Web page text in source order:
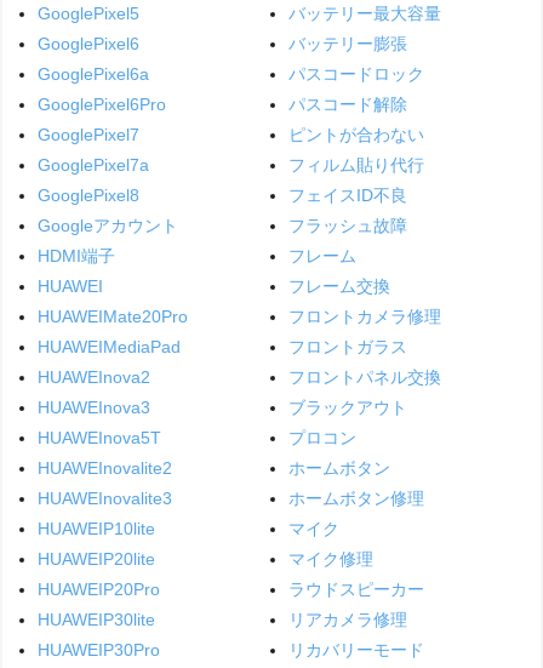
GooglePixel5
GooglePixel6
GooglePixel6a
GooglePixel6Pro
GooglePixel7
GooglePixel7a
GooglePixel8
Googleアカウント
HDMI端子
HUAWEI
HUAWEIMate20Pro
HUAWEIMediaPad
HUAWEInova2
HUAWEInova3
HUAWEInova5T
HUAWEInovalite2
HUAWEInovalite3
HUAWEIP10lite
HUAWEIP20lite
HUAWEIP20Pro
HUAWEIP30lite
HUAWEIP30Pro
バッテリー最大容量
バッテリー膨張
パスコードロック
パスコード解除
ピントが合わない
フィルム貼り代行
フェイスID不良
フラッシュ故障
フレーム
フレーム交換
フロントカメラ修理
フロントガラス
フロントパネル交換
ブラックアウト
プロコン
ホームボタン
ホームボタン修理
マイク
マイク修理
ラウドスピーカー
リアカメラ修理
リカバリーモード